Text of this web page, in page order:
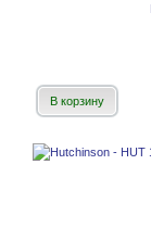
В корзину